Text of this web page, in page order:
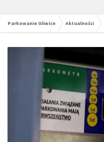
Parkowanie Gliwice Aktualności